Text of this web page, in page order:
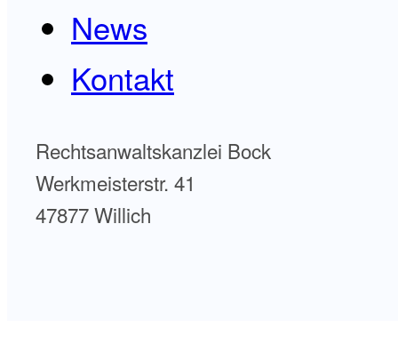
News
Kontakt
Rechtsanwaltskanzlei Bock
Werkmeisterstr. 41
47877 Willich